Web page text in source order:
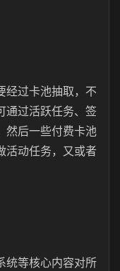
经过卡池抽取，不
通过活跃任务、签
然后一些付费卡池
活动任务，又或者
统等核心内容对所